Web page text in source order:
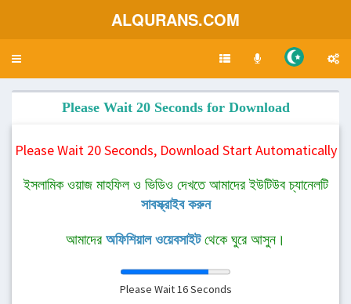
ALQURANS.COM
Toggle
Please Wait 20 Seconds for Download
Please Wait 20 Seconds, Download Start Automatically
ইসলামিক ওয়াজ মাহফিল ও ভিডিও দেখতে আমাদের ইউটিউব চ্যানেলটি
সাবস্ক্রাইব করুন
আমাদের অফিশিয়াল ওয়েবসাইটথেকে ঘুরে আসুন।
Please Wait16Seconds